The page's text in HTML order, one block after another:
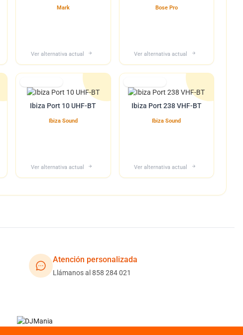
Mark
Ver alternativa actual
Bose Pro
Ver alternativa actual
Ibiza Port 10 UHF-BT
Ibiza Sound
Ver alternativa actual
Ibiza Port 238 VHF-BT
Ibiza Sound
Ver alternativa actual
Atención personalizada
Llámanos al 858 284 021